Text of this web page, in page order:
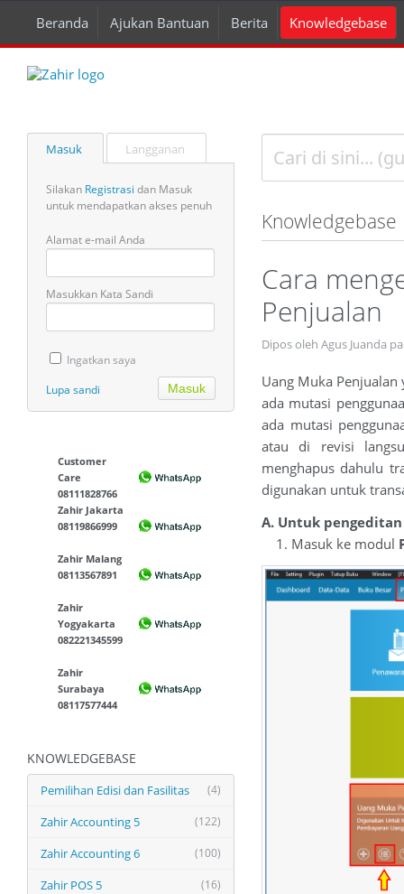
Beranda Ajukan Bantuan Berita Knowledgebase
Masuk Langganan
Silakan Registrasi dan Masuk
untuk mendapatkan akses penuh
Alamat e-mail Anda
Masukkan Kata Sandi
Ingatkan saya
Lupa sandi
Customer
Care
08111828766
Zahir Jakarta
08119866999
Zahir Malang
08113567891
Zahir
Yogyakarta
082221345599
Zahir
Surabaya
08117577444
KNOWLEDGEBASE
(4)
Pemilihan Edisi dan Fasilitas
(122)
Zahir Accounting 5
(100)
Zahir Accounting 6
(16)
Zahir POS 5
Knowledgebase
Cara
Penjualan
Dipos oleh Agus Juanda
Uang Muka
ada mutasi
ada mutasi
atau di revisi
menghapus dahulu
digunakan untuk
A. Untuk
1. Masuk ke modul